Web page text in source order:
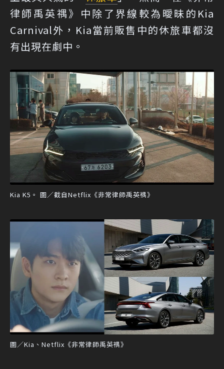
律師禹英禑》中除了界線較為曖昧的Kia
Carnival外，Kia當前販售中的休旅車都沒
有出現在劇中。
Kia K5。 圖／截自Netflix《非常律師禹英禑》
圖／Kia、Netflix《非常律師禹英禑》